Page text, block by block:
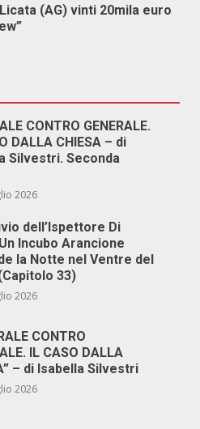
(AG) vinti 20mila euro
CONTRO GENERALE.
DALLA CHIESA – di
Silvestri. Seconda
2026
dell’Ispettore Di
Incubo Arancione
la Notte nel Ventre del
33)
2026
CONTRO
IL CASO DALLA
– di Isabella Silvestri
2026